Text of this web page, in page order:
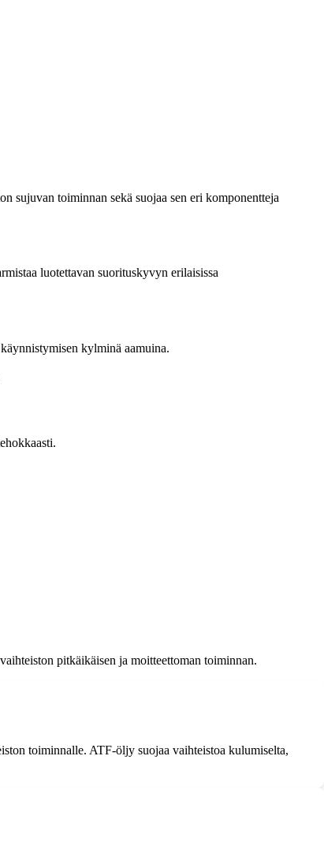
sujuvan toiminnan sekä suojaa sen eri komponentteja
luotettavan suorituskyvyn erilaisissa
kylminä aamuina.
pitkäikäisen ja moitteettoman toiminnan.
toiminnalle. ATF-öljy suojaa vaihteistoa kulumiselta,